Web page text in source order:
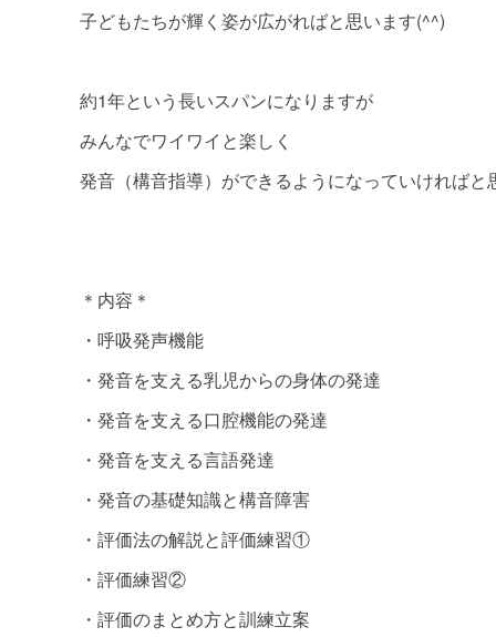
子どもたちが輝く姿が広がればと思います(^^)
約1年という長いスパンになりますが
みんなでワイワイと楽しく
発音（構音指導）ができるようになっていければと
＊内容＊
・呼吸発声機能
・発音を支える乳児からの身体の発達
・発音を支える口腔機能の発達
・発音を支える言語発達
・発音の基礎知識と構音障害
・評価法の解説と評価練習①
・評価練習②
・評価のまとめ方と訓練立案